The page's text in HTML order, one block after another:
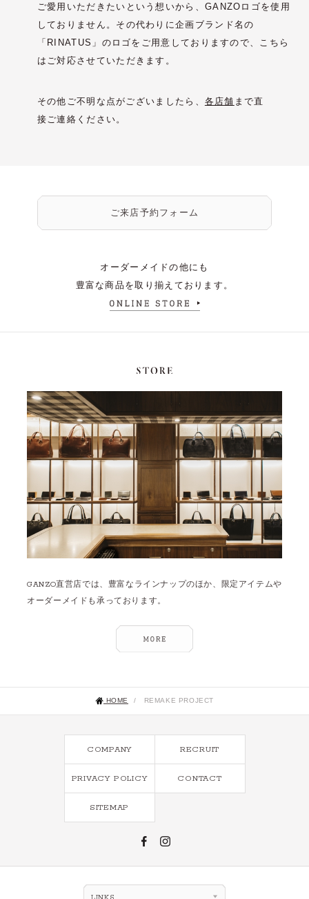
ご愛用いただきたいという想いから、GANZOロゴを使用
しておりません。その代わりに企画ブランド名の
「RINATUS」のロゴをご用意しておりますので、こちら
はご対応させていただきます。
その他ご不明な点がございましたら、 各店舗 まで直
接ご連絡ください。
ご来店予約フォーム
オーダーメイドの他にも
豊富な商品を取り揃えております。
GANZO直営店では、豊富なラインナップのほか、限定アイテムや
オーダーメイドも承っております。
HOME / REMAKE PROJECT
COMPANY RECRUIT
PRIVACY POLICY CONTACT
SITEMAP